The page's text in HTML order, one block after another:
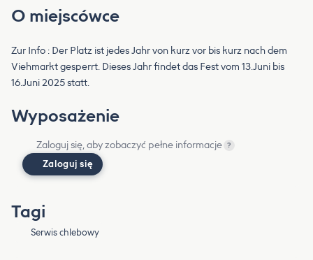
O miejscówce
Zur Info : Der Platz ist jedes Jahr von kurz vor bis kurz nach dem
Viehmarkt gesperrt. Dieses Jahr findet das Fest vom 13.Juni bis
16.Juni 2025 statt.
Wyposażenie
Zaloguj się, aby zobaczyć pełne informacje ?
Zaloguj się
Tagi
Serwis chlebowy